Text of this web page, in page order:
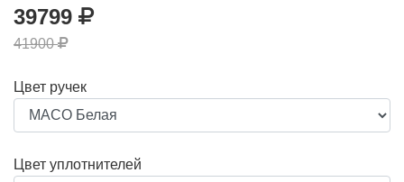
39799
41900
Цвет ручек
Цвет уплотнителей